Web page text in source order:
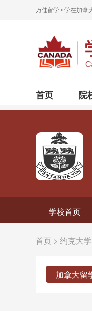
万佳留学 • 学在加拿
首页 院
学校首页
首页 > 约克大学
加拿大留